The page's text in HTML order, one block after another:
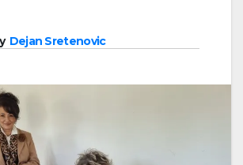
Dejan Sretenovic